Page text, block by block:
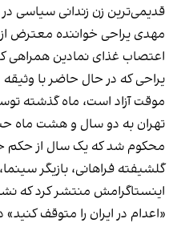
قدیمی‌ترین زن زندانی سیاسی در
مهدی یراحی خواننده معترض از
اعتصاب غذای نمادین همراهی
محکوم شد که یک سال از حکم
گلشیفته فراهانی، بازیگر
اینستاگرامش منتشر کردکه
«اعدام در ایران را متوقف